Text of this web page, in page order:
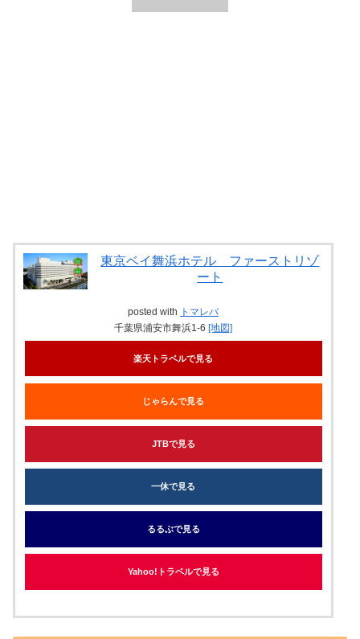
東京ベイ舞浜ホテル ファーストリゾ
ート
posted with トマレバ
千葉県浦安市舞浜1-6 [地図]
楽天トラベルで見る
じゃらんで見る
JTBで見る
一休で見る
るるぶで見る
Yahoo!トラベルで見る